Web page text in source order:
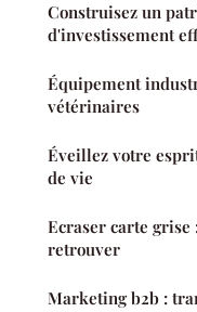
Construisez un
d'investissement
Équipement
vétérinaires
Éveillez votre
de vie
Ecraser carte
retrouver
Marketing b2b :